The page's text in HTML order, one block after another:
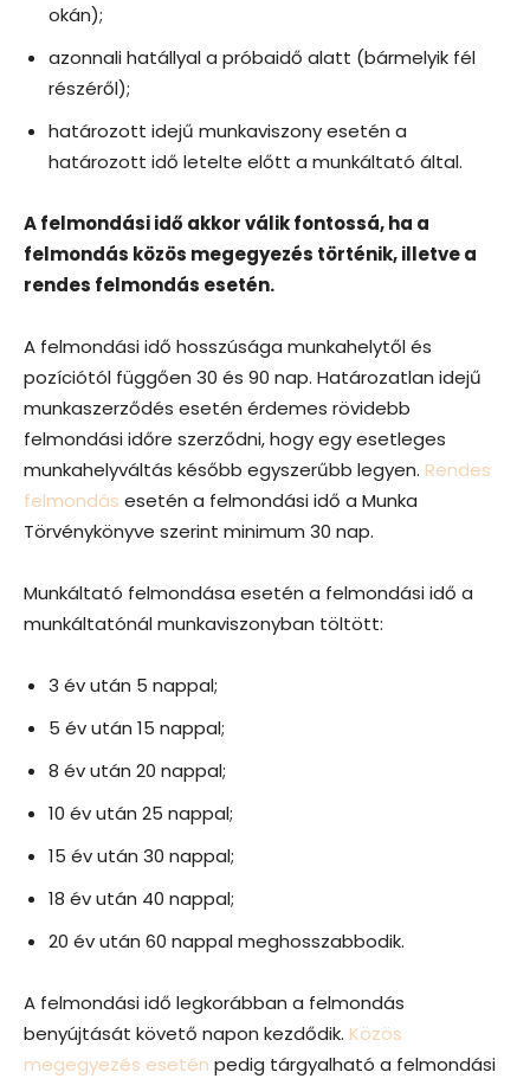
okán);
azonnali hatállyal a próbaidő alatt (bármelyik fél
részéről);
határozott idejű munkaviszony esetén a
határozott idő letelte előtt a munkáltató által.
A felmondási idő akkor válik fontossá, ha a
felmondás közös megegyezés történik, illetve a
rendes felmondás esetén.
A felmondási idő hosszúsága munkahelytől és
pozíciótól függően 30 és 90 nap. Határozatlan idejű
munkaszerződés esetén érdemes rövidebb
felmondási időre szerződni, hogy egy esetleges
munkahelyváltás később egyszerűbb legyen. Rendes
felmondás esetén a felmondási idő a Munka
Törvénykönyve szerint minimum 30 nap.
Munkáltató felmondása esetén a felmondási idő a
munkáltatónál munkaviszonyban töltött:
3 év után 5 nappal;
5 év után 15 nappal;
8 év után 20 nappal;
10 év után 25 nappal;
15 év után 30 nappal;
18 év után 40 nappal;
20 év után 60 nappal meghosszabbodik.
A felmondási idő legkorábban a felmondás
benyújtását követő napon kezdődik. Közös
megegyezés esetén pedig tárgyalható a felmondási